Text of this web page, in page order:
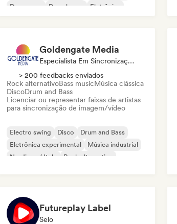
Dance pop
Deep house
Eletrônica
Goldengate Media
Especialista Em Sincronização
> 200 feedbacks enviados
Rock alternativoBass musicMúsica clássica
DiscoDrum and Bass
Licenciar ou representar faixas de artistas
para sincronização de imagem/vídeo
Electro swing Disco
Drum and Bass
Eletrônica experimental
Música industrial
Nu-disco / Italo
Rock alternativo
Futureplay Label
Selo